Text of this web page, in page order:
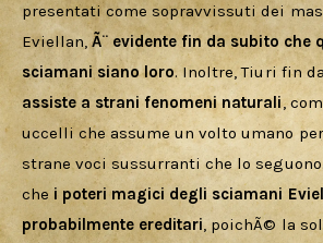
presentati come sopravvissuti dei
Eviellan, Ã¨ evidente fin da subito che
sciamani siano loro. Inoltre, Tiuri fin
assiste a strani fenomeni naturali,
uccelli che assume un volto umano
strane voci sussurranti che lo
che i poteri magici degli sciamani
probabilmente ereditari, poichÃ© la